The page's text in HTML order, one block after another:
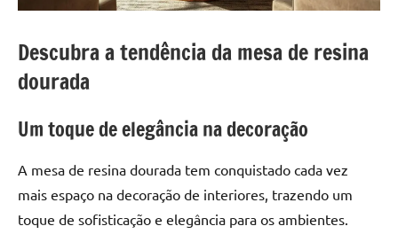
resina.
nossas
dicas
inspirações
sobre
madeira
de
Descubra a tendência da mesa de resina
dourada
Um toque de elegância na decoração
A mesa de resina dourada tem conquistado cada vez
mais espaço na decoração de interiores, trazendo um
toque de sofisticação e elegância para os ambientes.